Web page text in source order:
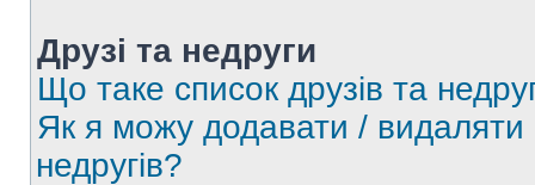
Друзі та недруги
Що таке список друзів та
Як я можу додавати / видаляти
недругів?